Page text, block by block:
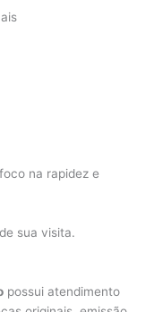
na rapidez e
sua visita.
possui atendimento